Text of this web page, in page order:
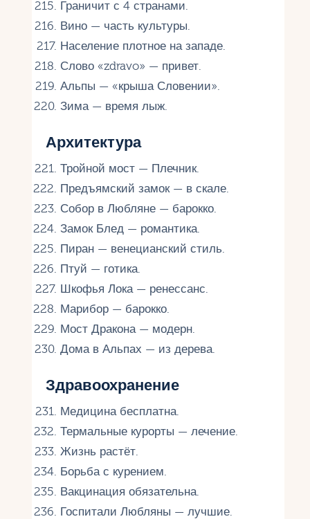
Граничит с 4 странами.
Вино — часть культуры.
Население плотное на западе.
Слово «zdravo» — привет.
Альпы — «крыша Словении».
Зима — время лыж.
Архитектура
Тройной мост — Плечник.
Предъямский замок — в скале.
Собор в Любляне — барокко.
Замок Блед — романтика.
Пиран — венецианский стиль.
Птуй — готика.
Шкофья Лока — ренессанс.
Марибор — барокко.
Мост Дракона — модерн.
Дома в Альпах — из дерева.
Здравоохранение
Медицина бесплатна.
Термальные курорты — лечение.
Жизнь растёт.
Борьба с курением.
Вакцинация обязательна.
Госпитали Любляны — лучшие.